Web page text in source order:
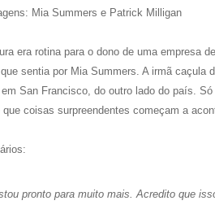
Mia Summers e Patrick Milligan
era rotina para o dono de uma empresa
sentia por Mia Summers. A irmã caçula
San Francisco, do outro lado do país.
que coisas surpreendentes começam a
pronto para muito mais.Acredito que